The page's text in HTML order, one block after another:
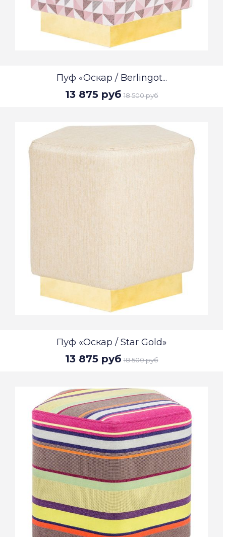
Пуф «Оскар / Berlingot...
13 875 руб 18 500 руб
Пуф «Оскар / Star Gold»
13 875 руб 18 500 руб